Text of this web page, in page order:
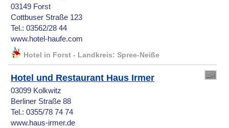
03149 Forst
Cottbuser Straße 123
Tel.: 03562/28 44
www.hotel-haufe.com
Hotel in Forst - Landkreis: Spree-Neiße
Hotel und Restaurant Haus Irmer
03099 Kolkwitz
Berliner Straße 88
Tel.: 0355/78 74 74
www.haus-irmer.de